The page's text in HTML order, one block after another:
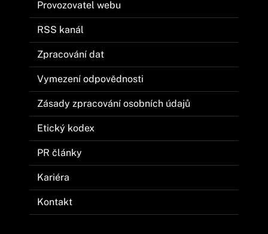
Provozovatel webu
RSS kanál
Zpracování dat
Vymezení odpovědnosti
Zásady zpracování osobních údajů
Etický kodex
PR články
Kariéra
Kontakt